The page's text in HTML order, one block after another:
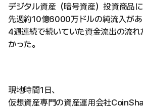
デジタル資産（暗号資産）投資商品に
先週約10億6000万ドルの純流入があ
4週連続で続いていた資金流出の流
かった。
現地時間1日、
仮想資産専門の資産運用会社